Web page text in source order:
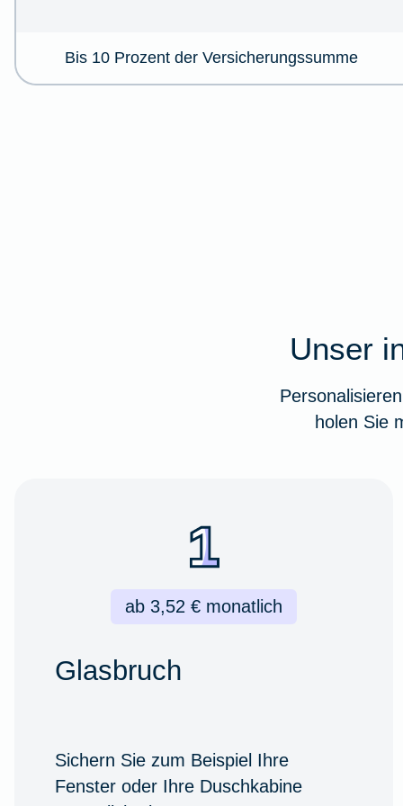
Bis 10 Prozent der Versicherungssumme
Unser
holen Sie
ab 3,52 € monatlich
Glasbruch
Sichern Sie zum Beispiel Ihre
Fenster oder Ihre Duschkabine